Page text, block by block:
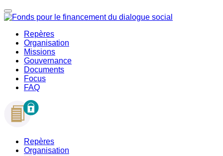
Repères
Organisation
Missions
Gouvernance
Documents
Focus
FAQ
Repères
Organisation